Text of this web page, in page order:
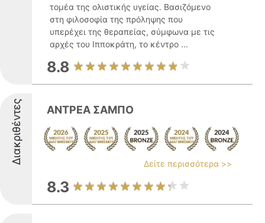
τομέα της ολιστικής υγείας. Βασιζόμενο
στη φιλοσοφία της πρόληψης που
υπερέχει της θεραπείας, σύμφωνα με τις
αρχές του Ιπποκράτη, το κέντρο ...
8.8
Διακριθέντες ΑΝΤΡΕΑ ΣΑΜΠΟ
Δείτε περισσότερα >>
8.3